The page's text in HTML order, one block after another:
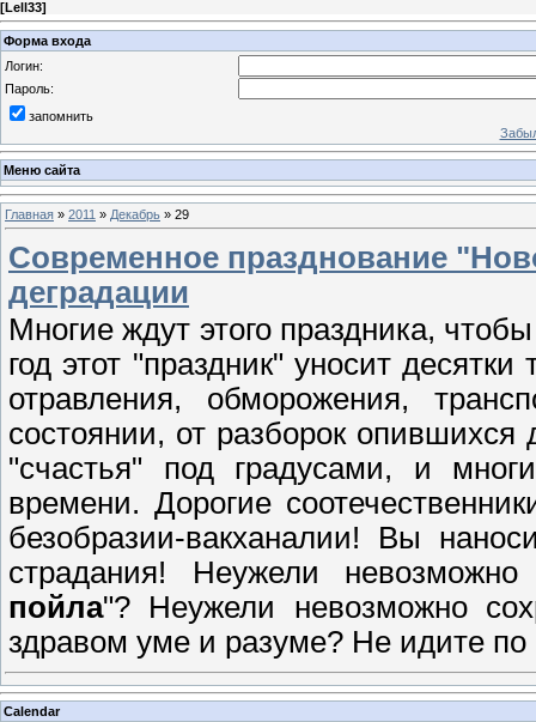
[Lell33]
Форма входа
Логин:
Пароль:
запомнить
Меню сайта
Главная » 2011 » Декабрь » 29
Современное празднование
деградации
Многие ждут этого праздника,
год этот "праздник" уносит
отравления, обморожения,
состоянии, от разборок
"счастья" под градусами, и
времени. Дорогие
безобразии-вакханалии! Вы
страдания! Неужели
пойла"? Неужели невозможно
здравом уме и разуме? Не идите
Calendar